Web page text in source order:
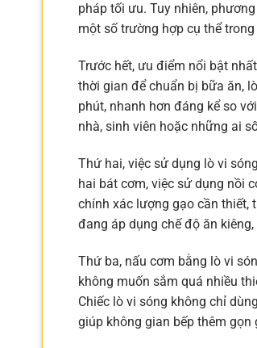
pháp tối ưu. Tuy nhiên,
một số trường hợp cụ thể
Trước hết, ưu điểm nổi bật
thời gian để chuẩn bị bữa ăn,
phút, nhanh hơn đáng kể so
nhà, sinh viên hoặc những ai
Thứ hai, việc sử dụng lò vi
hai bát cơm, việc sử dụng nồi
chính xác lượng gạo cần thiết,
đang áp dụng chế độ ăn
Thứ ba, nấu cơm bằng lò vi
không muốn sắm quá nhiều
Chiếc lò vi sóng không chỉ
giúp không gian bếp thêm gọn